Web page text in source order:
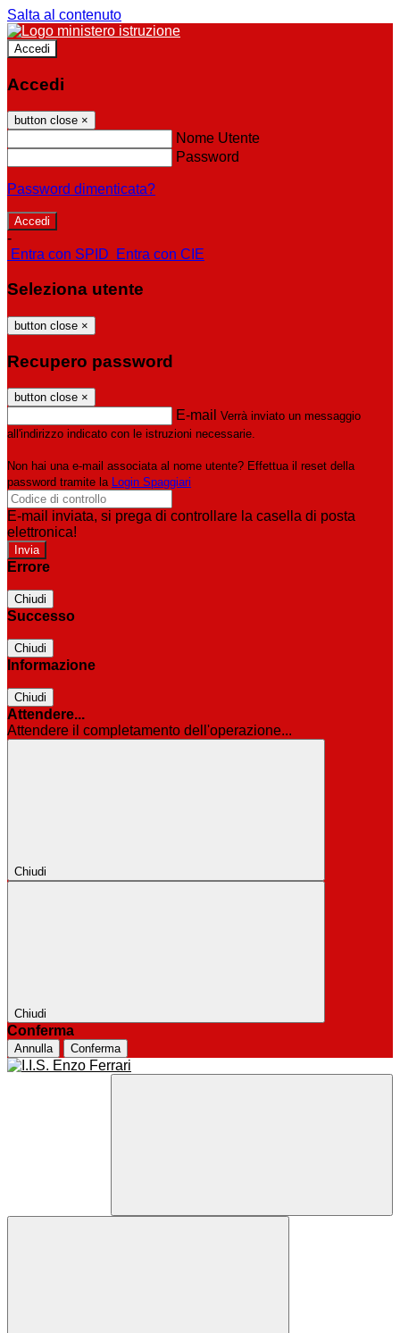
Salta al contenuto
Accedi
Accedi
button close ×
Nome Utente
Password
Password dimenticata?
-
Entra con SPID
Entra con CIE
Seleziona utente
button close ×
Recupero password
button close ×
E-mail Verrà inviato un messaggio
all'indirizzo indicato con le istruzioni necessarie.
Non hai una e-mail associata al nome utente? Effettua il reset della
password tramite la Login Spaggiari
E-mail inviata, si prega di controllare la casella di posta
elettronica!
Errore
Chiudi
Successo
Chiudi
Informazione
Chiudi
Attendere...
Attendere il completamento dell'operazione...
Chiudi
Chiudi
Conferma
Annulla Conferma